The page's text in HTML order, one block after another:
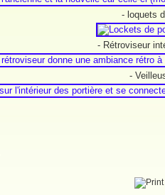
- loquets
- Rétroviseur
-